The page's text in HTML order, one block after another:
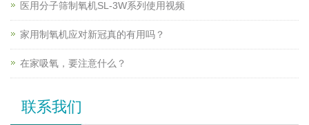
医用分子筛制氧机SL-3W系列使用视频
家用制氧机应对新冠真的有用吗？
在家吸氧，要注意什么？
联系我们